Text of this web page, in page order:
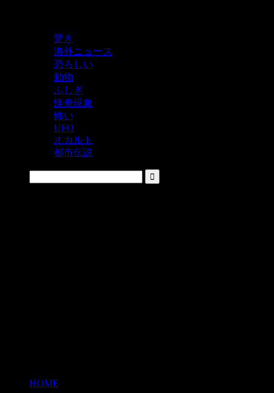
驚き
海外ニュース
恐ろしい
動物
ふしぎ
怪奇現象
怖い
UFO
オカルト
都市伝説
HOME